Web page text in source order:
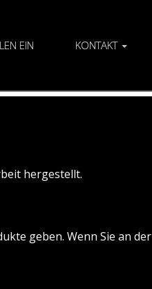
EIN KONTAKT
hergestellt.
geben. Wenn Sie an der